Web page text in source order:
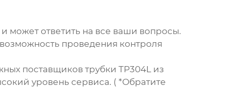
может ответить на все ваши вопросы.
проведения контроля
поставщиков трубки TP304L из
уровень сервиса. ( *Обратите